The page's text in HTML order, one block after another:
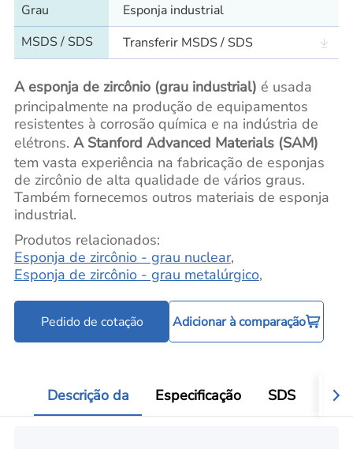
Grau
Esponja industrial
MSDS / SDS
Transferir MSDS / SDS
A esponja de zircônio (grau industrial) é usada
principalmente na produção de equipamentos
resistentes à corrosão química e na indústria de
elétrons. A Stanford Advanced Materials (SAM)
tem vasta experiência na fabricação de esponjas
de zircônio de alta qualidade de vários graus.
Também fornecemos outros materiais de esponja
industrial.
Produtos relacionados:
Esponja de zircônio - grau nuclear,
Esponja de zircônio - grau metalúrgico,
Pedido de cotação Adicionar à comparação
Descrição da Especificação SDS